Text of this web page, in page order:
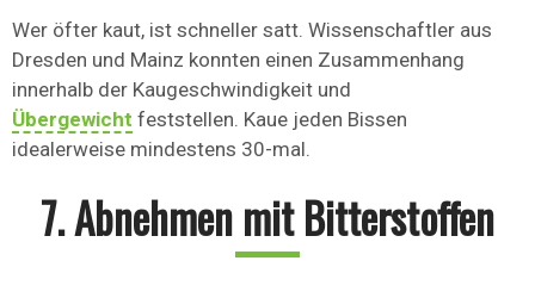
Wer öfter kaut, ist schneller satt. Wissenschaftler aus
Dresden und Mainz konnten einen Zusammenhang
innerhalb der Kaugeschwindigkeit und
Übergewicht feststellen. Kaue jeden Bissen
idealerweise mindestens 30-mal.
7. Abnehmen mit Bitterstoffen